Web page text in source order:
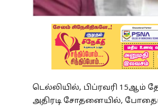
டெல்லியில், பிப்ரவரி 15ஆம்
அதிரடி சோதனையில்,